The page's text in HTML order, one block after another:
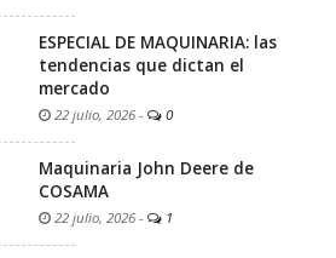
ESPECIAL DE MAQUINARIA: las
tendencias que dictan el
mercado
22 julio, 2026 - 0
Maquinaria John Deere de
COSAMA
22 julio, 2026 - 1